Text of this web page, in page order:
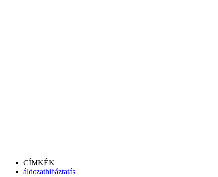
CÍMKÉK
áldozathibáztatás